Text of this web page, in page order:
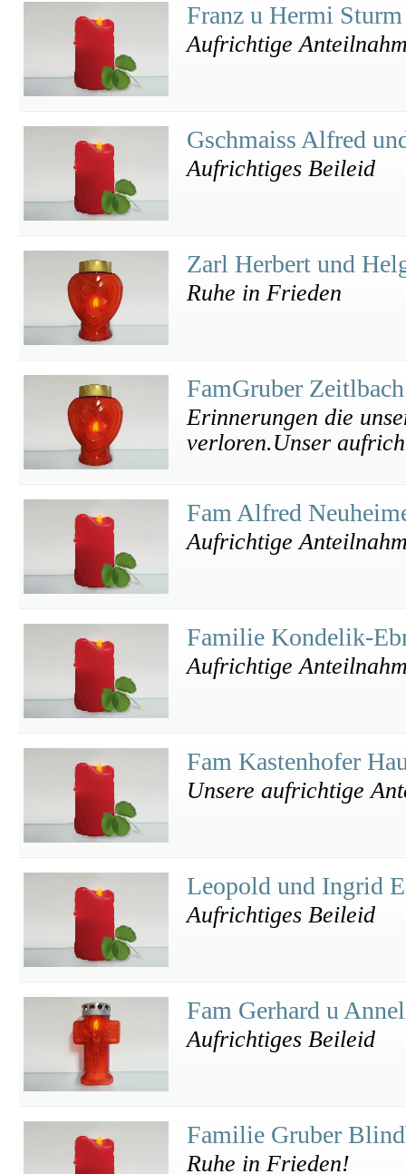
Franz u Hermi
Aufrichtige
Gschmaiss Alfred
Aufrichtiges Beileid
Zarl Herbert und
Ruhe in Frieden
FamGruber
Erinnerungen die
verloren.Unser
Fam Alfred
Aufrichtige
Familie Kondelik-
Aufrichtige
Fam Kastenhofer
Unsere aufrichtige
Leopold und Ingrid
Aufrichtiges Beileid
Fam Gerhard u
Aufrichtiges Beileid
Familie Gruber
Ruhe in Frieden!